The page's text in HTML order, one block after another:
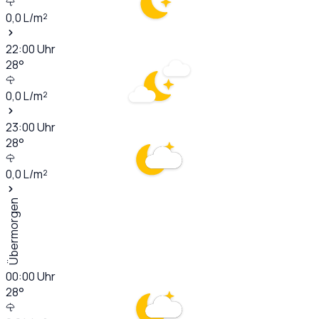
0,0L/m²
22:00Uhr
28°
0,0L/m²
23:00Uhr
28°
0,0L/m²
Übermorgen
00:00Uhr
28°